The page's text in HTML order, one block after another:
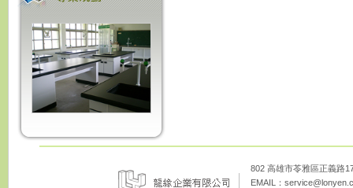
802 高雄市苓雅區正義
EMAIL：